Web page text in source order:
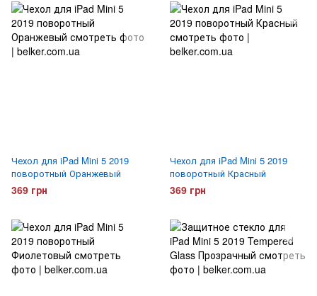
Чехол для iPad Mini 5 2019
поворотный Оранжевый
369 грн
Чехол для iPad Mini 5 2019
поворотный Красный
369 грн